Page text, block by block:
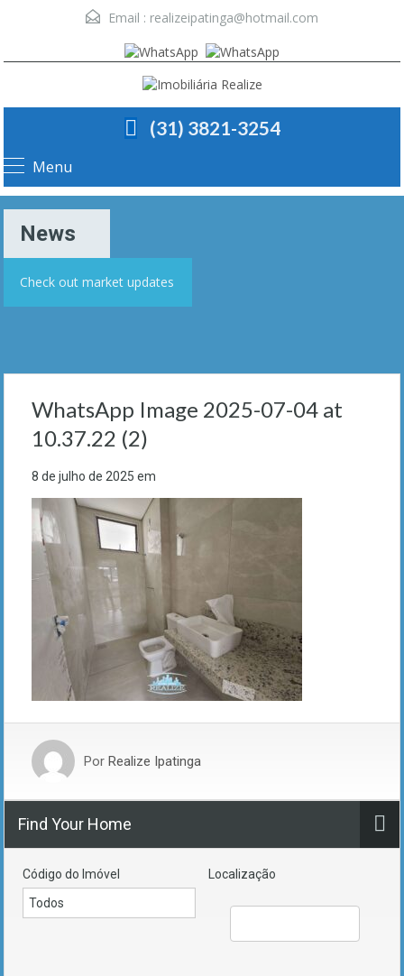
Email : realizeipatinga@hotmail.com
(31) 3821-3254
Menu
News
Check out market updates
WhatsApp Image 2025-07-04 at
10.37.22 (2)
8 de julho de 2025 em
Por Realize Ipatinga
Find Your Home
Código do Imóvel Localização